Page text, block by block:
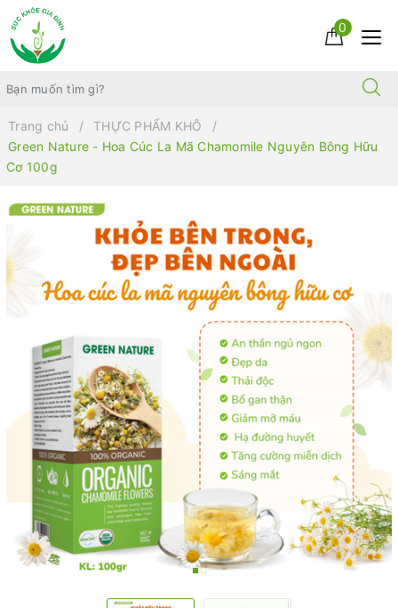
0
Trang chủ
THỰC PHẨM KHÔ
Green Nature - Hoa Cúc La Mã Chamomile Nguyên Bông Hữu
Cơ 100g